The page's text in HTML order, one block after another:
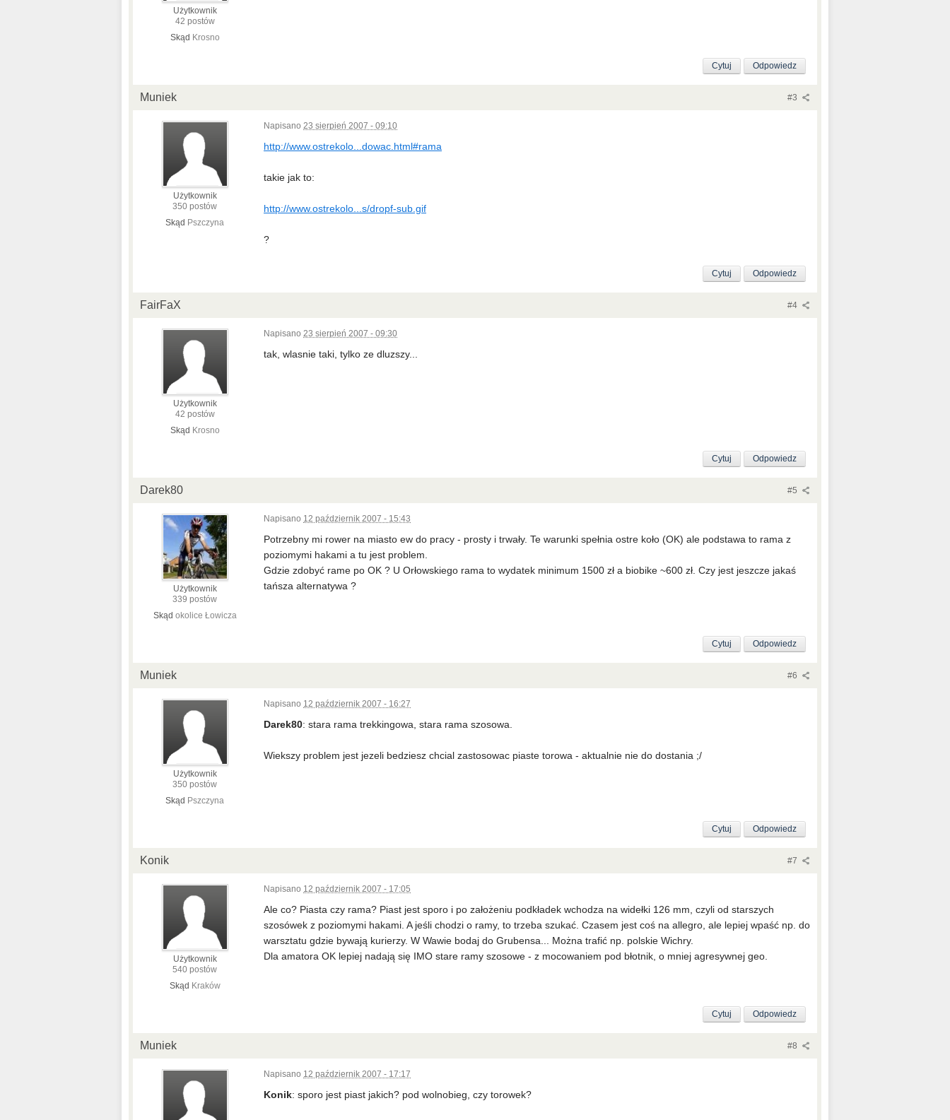
Użytkownik
42 postów
Skąd Krosno
Odpowiedz
Cytuj
#3
Muniek
Użytkownik
350 postów
Skąd Pszczyna
Napisano 23 sierpień 2007 - 09:10
http://www.ostrekolo...dowac.html#rama
takie jak to:
http://www.ostrekolo...s/dropf-sub.gif
?
Odpowiedz
Cytuj
#4
FairFaX
Użytkownik
42 postów
Skąd Krosno
Napisano 23 sierpień 2007 - 09:30
tak, wlasnie taki, tylko ze dluzszy...
Odpowiedz
Cytuj
#5
Darek80
Użytkownik
339 postów
Skąd okolice Łowicza
Napisano 12 październik 2007 - 15:43
Potrzebny mi rower na miasto ew do pracy - prosty i trwały. Te warunki spełnia ostre koło (OK) ale podstawa to rama z
poziomymi hakami a tu jest problem.
Gdzie zdobyć rame po OK ? U Orłowskiego rama to wydatek minimum 1500 zł a biobike ~600 zł. Czy jest jeszcze jakaś
tańsza alternatywa ?
Odpowiedz
Cytuj
#6
Muniek
Użytkownik
350 postów
Skąd Pszczyna
Napisano 12 październik 2007 - 16:27
Darek80: stara rama trekkingowa, stara rama szosowa.
Wiekszy problem jest jezeli bedziesz chcial zastosowac piaste torowa - aktualnie nie do dostania ;/
Odpowiedz
Cytuj
#7
Konik
Użytkownik
540 postów
Skąd Kraków
Napisano 12 październik 2007 - 17:05
Ale co? Piasta czy rama? Piast jest sporo i po założeniu podkładek wchodza na widełki 126 mm, czyli od starszych
szosówek z poziomymi hakami. A jeśli chodzi o ramy, to trzeba szukać. Czasem jest coś na allegro, ale lepiej wpaść np. do
warsztatu gdzie bywają kurierzy. W Wawie bodaj do Grubensa... Można trafić np. polskie Wichry.
Dla amatora OK lepiej nadają się IMO stare ramy szosowe - z mocowaniem pod błotnik, o mniej agresywnej geo.
Odpowiedz
Cytuj
#8
Muniek
Napisano 12 październik 2007 - 17:17
Konik: sporo jest piast jakich? pod wolnobieg, czy torowek?